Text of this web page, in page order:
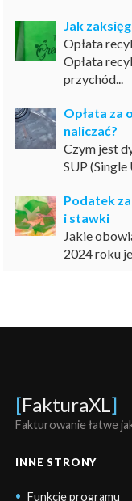
Jak
Opłata
Opłata
przychód...
Opłata za
naliczać?
Czym jest
SUP (Single
Podatek
i stawki
Jakie
2024 roku
[FakturaXL]
Fakturowanie łatwe
INNE STRONY
Funkcje programu